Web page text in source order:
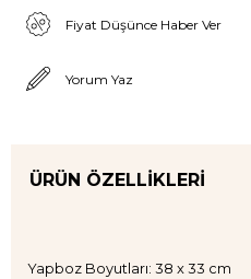
Fiyat Düşünce Haber Ver
Yorum Yaz
ÜRÜN ÖZELLIKLERI
Yapboz Boyutları: 38 x 33 cm